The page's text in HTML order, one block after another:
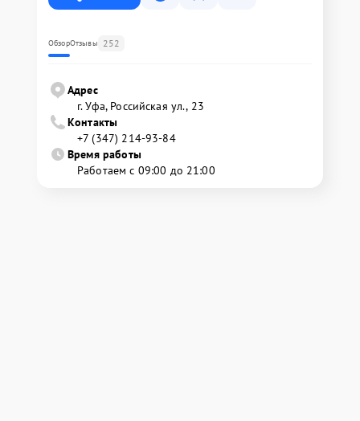
ОбзорОтзывы 252
Адрес
г. Уфа, Российская ул., 23
Контакты
+7 (347) 214-93-84
Время работы
Работаем с 09:00 до 21:00